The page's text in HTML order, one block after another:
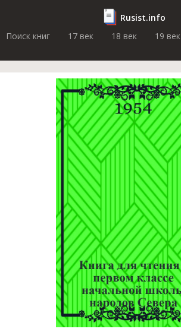
Rusist.info
Поиск книг
17 век 18 век 19 век